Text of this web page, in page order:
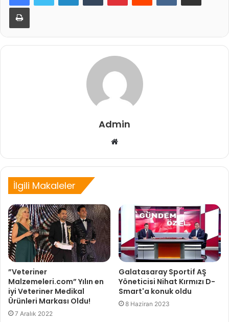
Yazdır
Admin
Web
İlgili Makaleler
”Veteriner
Malzemeleri.com” Yılın en
iyi Veteriner Medikal
Ürünleri Markası Oldu!
7 Aralık 2022
Galatasaray Sportif AŞ
Yöneticisi Nihat Kırmızı D-
Smart'a konuk oldu
8 Haziran 2023